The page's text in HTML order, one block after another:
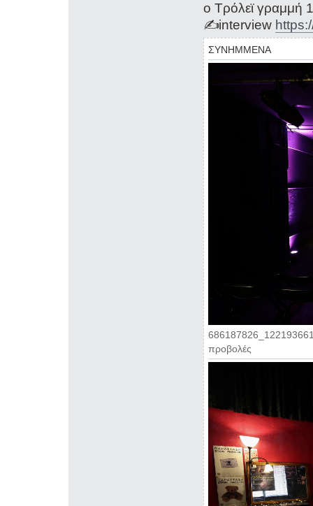
o Τρόλεϊ γραμμή
✍️interview
ΣΥΝΗΜΜΕΝΑ
προβολές